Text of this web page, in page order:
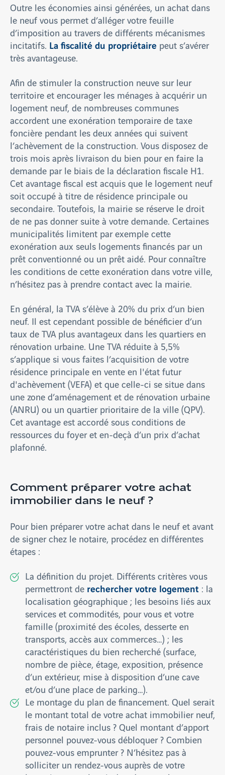
Outre les économies ainsi générées, un achat dans
le neuf vous permet d’alléger votre feuille
d’imposition au travers de différents mécanismes
incitatifs. La fiscalité du propriétaire peut s’avérer
très avantageuse.
Afin de stimuler la construction neuve sur leur
territoire et encourager les ménages à acquérir un
logement neuf, de nombreuses communes
accordent une exonération temporaire de taxe
foncière pendant les deux années qui suivent
l’achèvement de la construction. Vous disposez de
trois mois après livraison du bien pour en faire la
demande par le biais de la déclaration fiscale H1.
Cet avantage fiscal est acquis que le logement neuf
soit occupé à titre de résidence principale ou
secondaire. Toutefois, la mairie se réserve le droit
de ne pas donner suite à votre demande. Certaines
municipalités limitent par exemple cette
exonération aux seuls logements financés par un
prêt conventionné ou un prêt aidé. Pour connaître
les conditions de cette exonération dans votre ville,
n’hésitez pas à prendre contact avec la mairie.
En général, la TVA s’élève à 20% du prix d’un bien
neuf. Il est cependant possible de bénéficier d’un
taux de TVA plus avantageux dans les quartiers en
rénovation urbaine. Une TVA réduite à 5,5%
s’applique si vous faites l’acquisition de votre
résidence principale en vente en l'état futur
d'achèvement (VEFA) et que celle-ci se situe dans
une zone d’aménagement et de rénovation urbaine
(ANRU) ou un quartier prioritaire de la ville (QPV).
Cet avantage est accordé sous conditions de
ressources du foyer et en-deçà d’un prix d’achat
plafonné.
Comment préparer votre achat
immobilier dans le neuf ?
Pour bien préparer votre achat dans le neuf et avant
de signer chez le notaire, procédez en différentes
étapes :
La définition du projet. Différents critères vous
permettront de rechercher votre logement : la
localisation géographique ; les besoins liés aux
services et commodités, pour vous et votre
famille (proximité des écoles, desserte en
transports, accès aux commerces…) ; les
caractéristiques du bien recherché (surface,
nombre de pièce, étage, exposition, présence
d’un extérieur, mise à disposition d’une cave
et/ou d’une place de parking…).
Le montage du plan de financement. Quel serait
le montant total de votre achat immobilier neuf,
frais de notaire inclus ? Quel montant d’apport
personnel pouvez-vous débloquer ? Combien
pouvez-vous emprunter ? N’hésitez pas à
solliciter un rendez-vous auprès de votre